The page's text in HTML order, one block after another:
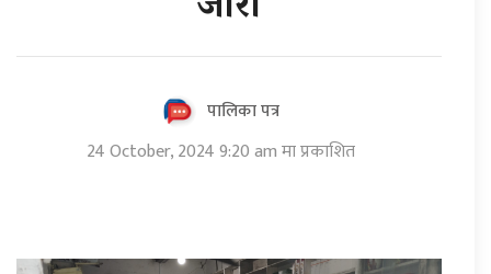
पालिका पत्र
24 October, 2024 9:20 am मा प्रकाशित